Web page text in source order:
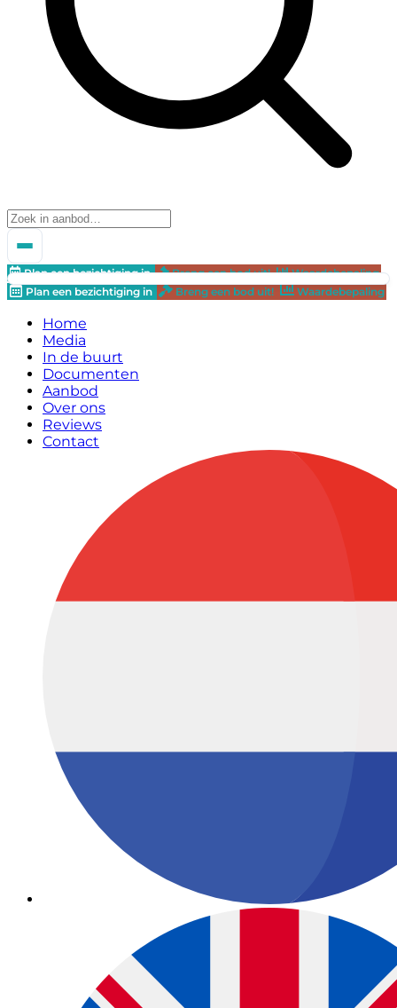
Plan een bezichtiging in Breng een bod uit!
Waardebepaling
Plan een bezichtiging in
Breng een bod uit! Waardebepaling
Home
Media
In de buurt
Documenten
Aanbod
Over ons
Reviews
Contact